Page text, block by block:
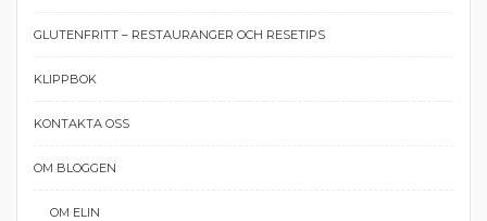
GLUTENFRITT – RESTAURANGER OCH RESETIPS
KLIPPBOK
KONTAKTA OSS
OM BLOGGEN
OM ELIN